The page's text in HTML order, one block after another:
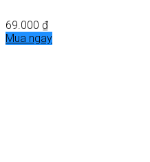
69.000 ₫
Mua ngay